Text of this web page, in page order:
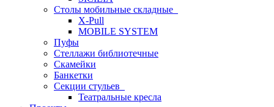
Столы мобильные складные
X-Pull
MOBILE SYSTEM
Пуфы
Стеллажи библиотечные
Скамейки
Банкетки
Секции стульев
Театральные кресла